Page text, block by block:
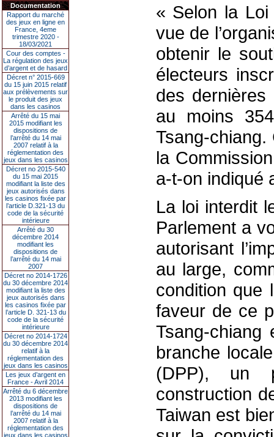
Documentation
Rapport du marché
des jeux en ligne en
France, 4eme
trimestre 2020 -
18/03/2021
Cour des comptes -
La régulation des jeux
d’argent et de hasard
Décret n° 2015-669
du 15 juin 2015 relatif
aux prélèvements sur
le produit des jeux
dans les casinos
Arrêté du 15 mai
2015 modifiant les
dispositions de
l’arrêté du 14 mai
2007 relatif à la
réglementation des
jeux dans les casinos
Décret no 2015-540
du 15 mai 2015
modifiant la liste des
jeux autorisés dans
les casinos fixée par
l’article D.321-13 du
code de la sécurité
intérieure
Arrêté du 30
décembre 2014
modifiant les
dispositions de
l’arrêté du 14 mai
2007
Décret no 2014-1726
du 30 décembre 2014
modifiant la liste des
jeux autorisés dans
les casinos fixée par
l’article D. 321-13 du
code de la sécurité
intérieure
Décret no 2014-1724
du 30 décembre 2014
relatif à la
réglementation des
jeux dans les casinos
Les jeux d’argent en
France - Avril 2014
Arrêté du 6 décembre
2013 modifiant les
dispositions de
l’arrêté du 14 mai
2007 relatif à la
réglementation des
jeux dans les casinos
« Selon la
vue de
obtenir le
électeurs
des dernières
au moins
Tsang-
la
a-t-on indiqué
La loi interdit
Parlement a
autorisant
au large,
condition que
faveur de ce
Tsang-
branche
(DPP), un
construction
Taiwan est